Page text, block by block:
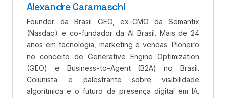
Alexandre Caramaschi
Founder da Brasil GEO, ex-CMO da Semantix
(Nasdaq) e co-fundador da AI Brasil. Mais de 24
anos em tecnologia, marketing e vendas. Pioneiro
no conceito de Generative Engine Optimization
(GEO) e Business-to-Agent (B2A) no Brasil.
Colunista e palestrante sobre visibilidade
algorítmica e o futuro da presença digital em IA.